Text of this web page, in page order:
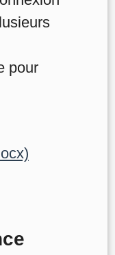
pour